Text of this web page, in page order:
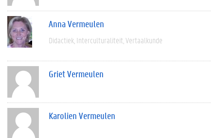
Anna Vermeulen
Didactiek Interculturaliteit Vertaalkunde
Griet Vermeulen
Karolien Vermeulen